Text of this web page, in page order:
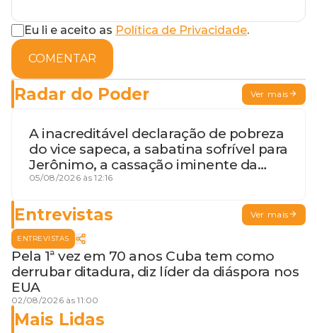
Eu li e aceito as Política de Privacidade.
COMENTAR
Radar do Poder Ver mais
A inacreditável declaração de pobreza
do vice sapeca, a sabatina sofrível para
Jerônimo, a cassação iminente da
desembargadora e a vaga do Quinto
05/08/2026 às 12:16
Entrevistas Ver mais
ENTREVISTAS
Pela 1ª vez em 70 anos Cuba tem como
derrubar ditadura, diz líder da diáspora nos
EUA
02/08/2026 às 11:00
Mais Lidas